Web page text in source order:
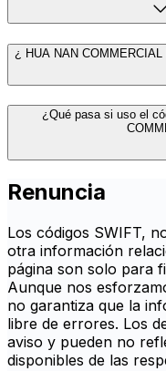
¿ HUA NAN
¿Qué pasa si uso el
Renuncia
Los códigos SWIFT,
otra información
página son solo para
Aunque nos
no garantiza que la
libre de errores. Los
aviso y pueden no
disponibles de las